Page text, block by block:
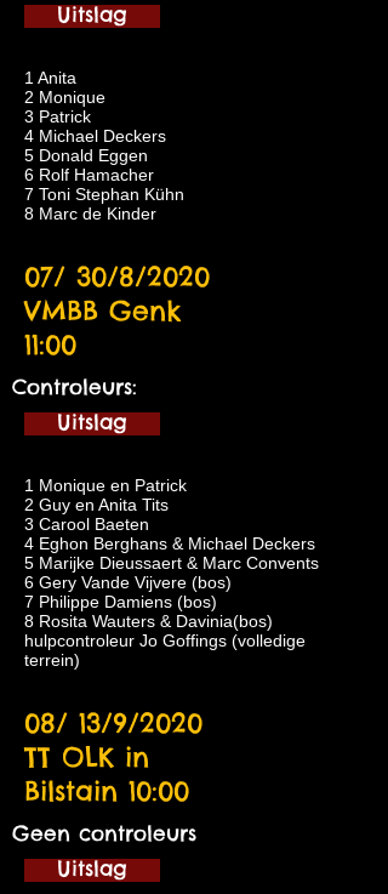
Uitslag
1 Anita
2 Monique
3 Patrick
4 Michael Deckers
5 Donald Eggen
6 Rolf Hamacher
7 Toni Stephan Kühn
8 Marc de Kinder
07/ 30/8/2020
VMBB Genk
11:00
Controleurs:
Uitslag
1 Monique en Patrick
2 Guy en Anita Tits
3 Carool Baeten
4 Eghon Berghans & Michael Deckers
5 Marijke Dieussaert & Marc Convents
6 Gery Vande Vijvere (bos)
7 Philippe Damiens (bos)
8 Rosita Wauters & Davinia(bos)
hulpcontroleur Jo Goffings (volledige
terrein)
08/ 13/9/2020
TT OLK in
Bilstain 10:00
Geen controleurs
Uitslag